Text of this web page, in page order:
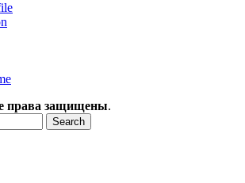
права защищены.
Search